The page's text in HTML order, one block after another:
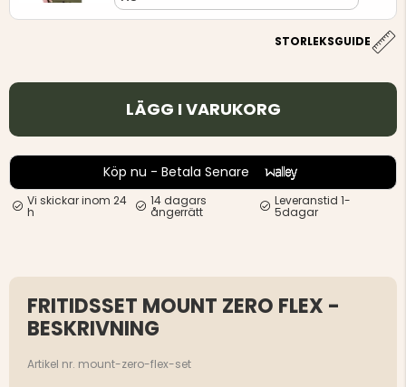
STORLEKSGUIDE
LÄGG I VARUKORG
Köp nu - Betala Senare
Vi skickar inom 24
h
14 dagars
ångerrätt
Leveranstid 1-
5dagar
FRITIDSSET MOUNT ZERO FLEX -
BESKRIVNING
Artikel nr. mount-zero-flex-set